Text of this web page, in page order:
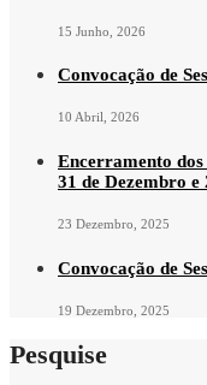
15 Junho, 2026
Convocação de
10 Abril, 2026
Encerramento dos
31 de Dezembro e
23 Dezembro, 2025
Convocação de
19 Dezembro, 2025
Pesquise